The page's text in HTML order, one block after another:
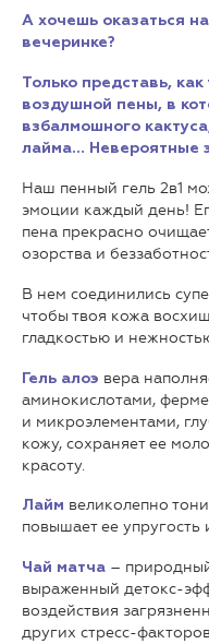
А хочешь оказаться
вечеринке?
Только представь,
воздушной пены, в
взбалмошного
лайма… Невероятные
Наш пенный гель 2в1
эмоции каждый день!
пена прекрасно
озорства и
В нем соединились
чтобы твоя кожа
гладкостью и
Гель алоэ вера
аминокислотами,
и микроэлементами,
кожу, сохраняет ее
красоту.
Лайм великолепно
повышает ее упругость
Чай матча –
выраженный детокс-
воздействия
других стресс-